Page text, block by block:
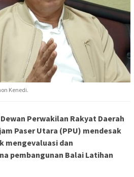
Kenedi.
Dewan Perwakilan Rakyat Daerah
Paser Utara (PPU) mendesak
mengevaluasi dan
pembangunan Balai Latihan